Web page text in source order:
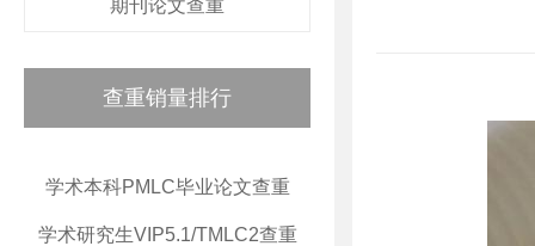
期刊论文查重
查重销量排行
学术本科PMLC毕业论文查重
学术研究生VIP5.1/TMLC2查重